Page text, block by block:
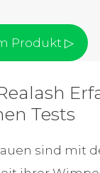
Produkt ▷
Tests
sind mit